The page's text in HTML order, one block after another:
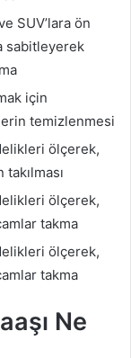
SUV’lara ön
sabitleyerek
için
temizlenmesi
ölçerek,
ölçerek,
takma
ölçerek,
takma
Ne